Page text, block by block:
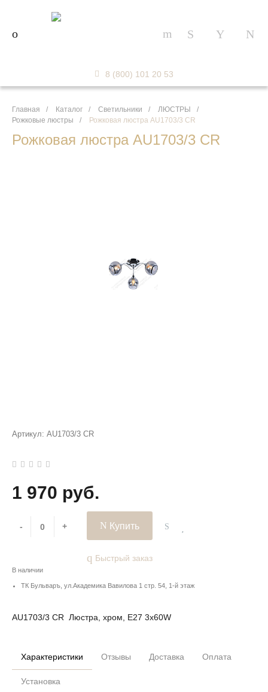
8 (800) 101 20 53
Главная / Каталог / Светильники / ЛЮСТРЫ
/
Рожковые люстры
/ Рожковая люстра AU1703/3 CR
Рожковая люстра AU1703/3 CR
Артикул: AU1703/3 CR
1 970 руб.
- + Купить
Быстрый заказ
В наличии
ТК Бульваръ, ул.Академика Вавилова 1 стр. 54, 1-й этаж
AU1703/3 CR Люстра, хром, Е27 3х60W
Характеристики Отзывы Доставка Оплата
Установка